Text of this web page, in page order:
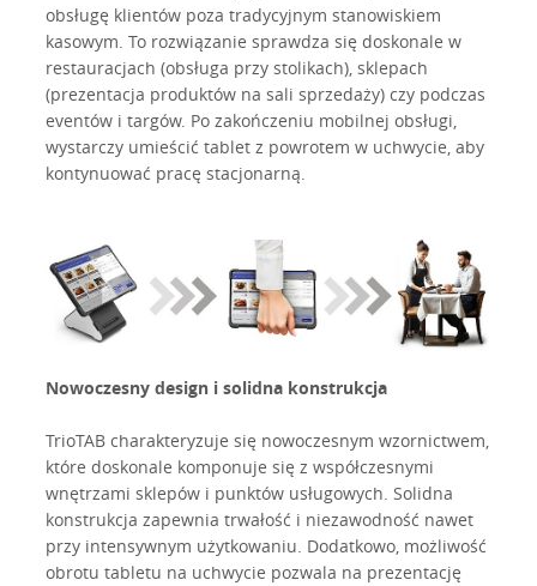
obsługę klientów poza tradycyjnym stanowiskiem
kasowym. To rozwiązanie sprawdza się doskonale w
restauracjach (obsługa przy stolikach), sklepach
(prezentacja produktów na sali sprzedaży) czy podczas
eventów i targów. Po zakończeniu mobilnej obsługi,
wystarczy umieścić tablet z powrotem w uchwycie, aby
kontynuować pracę stacjonarną.
Nowoczesny design i solidna konstrukcja
TrioTAB charakteryzuje się nowoczesnym wzornictwem,
które doskonale komponuje się z współczesnymi
wnętrzami sklepów i punktów usługowych. Solidna
konstrukcja zapewnia trwałość i niezawodność nawet
przy intensywnym użytkowaniu. Dodatkowo, możliwość
obrotu tabletu na uchwycie pozwala na prezentację